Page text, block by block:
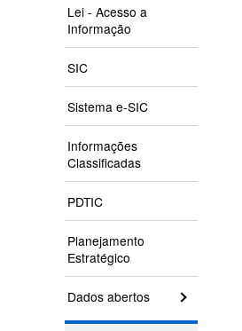
Lei - Acesso a
Informação
SIC
Sistema e-SIC
Informações
Classificadas
PDTIC
Planejamento
Estratégico
Dados abertos